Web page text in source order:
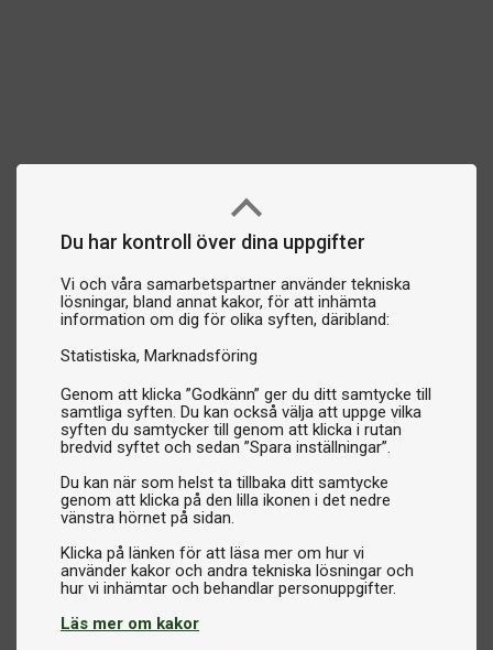
Du har kontroll över dina uppgifter
Vi och våra samarbetspartner använder tekniska
lösningar, bland annat kakor, för att inhämta
information om dig för olika syften, däribland:
Statistiska Marknadsföring
Genom att klicka ”Godkänn” ger du ditt samtycke till
samtliga syften. Du kan också välja att uppge vilka
syften du samtycker till genom att klicka i rutan
bredvid syftet och sedan ”Spara inställningar”.
Du kan när som helst ta tillbaka ditt samtycke
genom att klicka på den lilla ikonen i det nedre
vänstra hörnet på sidan.
Klicka på länken för att läsa mer om hur vi
använder kakor och andra tekniska lösningar och
Läs mer om kakor